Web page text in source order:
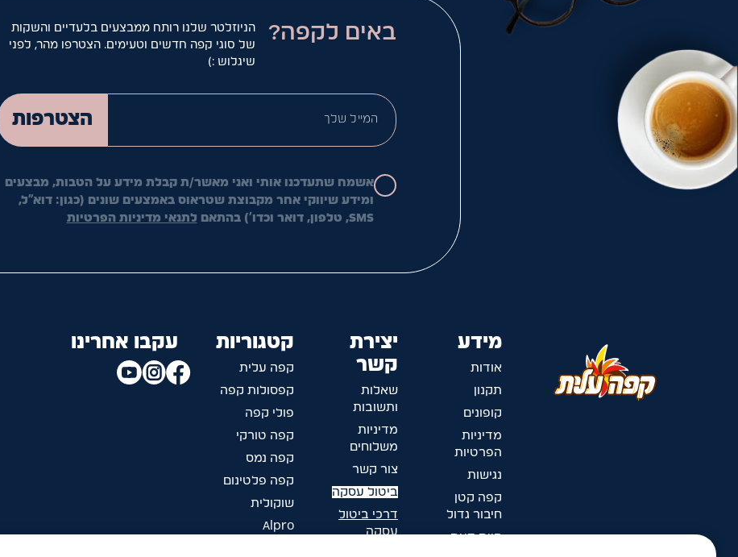
באים לקפה?
הניוזלטר שלנו רותח ממבצעים בלעדיים והשקות
של סוגי קפה חדשים וטעימים. הצטרפו מהר, לפני
שיגלוש :)
הצטרפות
המייל שלך
אשמח שתעדכנו אותי ואני מאשר/ת קבלת מידע על הטבות, מבצעים
ומידע שיווקי אחר מקבוצת שטראוס באמצעים שונים (כגון: דוא"ל,
SMS, טלפון, דואר וכדו') בהתאם
לתנאי מדיניות הפרטיות
מידע
אודות
תקנון
קופונים
מדיניות
הפרטיות
נגישות
קפה קטן
חיבור גדול
חוות דעת
יצירת
קשר
שאלות
ותשובות
מדיניות
משלוחים
צור קשר
ביטול עסקה
דרכי ביטול
עסקה
קטגוריות
קפה עלית
קפסולות קפה
פולי קפה
קפה טורקי
קפה נמס
קפה פלטינום
שוקולית
Alpro
עקבו אחרינו